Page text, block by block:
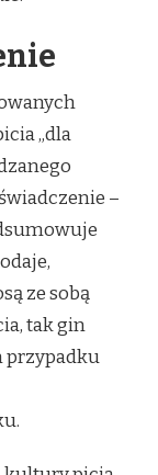
„dla
–
ze sobą
tak gin
przypadku